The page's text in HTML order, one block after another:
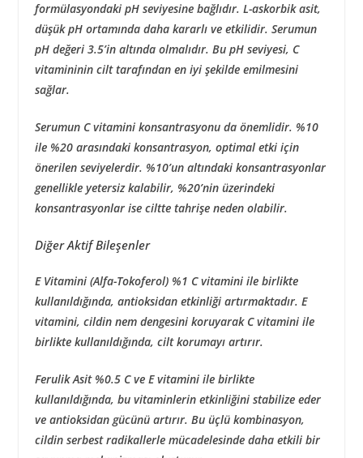
formülasyondaki pH seviyesine bağlıdır. L-askorbik asit,
düşük pH ortamında daha kararlı ve etkilidir. Serumun
pH değeri 3.5’in altındaolmalıdır. Bu pH seviyesi, C
vitamininin cilt tarafından en iyi şekilde emilmesini
sağlar.
Serumun C vitamini konsantrasyonu da önemlidir. %10
ile %20 arasındaki konsantrasyon, optimal etki için
önerilen seviyelerdir. %10’un altındaki konsantrasyonlar
genellikle yetersiz kalabilir, %20’nin üzerindeki
konsantrasyonlar ise ciltte tahrişe neden olabilir.
Diğer Aktif Bileşenler
E Vitamini (Alfa-Tokoferol) %1 C vitamini ile birlikte
kullanıldığında, antioksidan etkinliği artırmaktadır. E
vitamini, cildin nem dengesini koruyarak C vitamini ile
birlikte kullanıldığında, cilt korumayı artırır.
Ferulik Asit %0.5C ve E vitamini ile birlikte
kullanıldığında, bu vitaminlerin etkinliğini stabilize eder
ve antioksidan gücünü artırır. Bu üçlü kombinasyon,
cildin serbest radikallerle mücadelesinde daha etkili bir